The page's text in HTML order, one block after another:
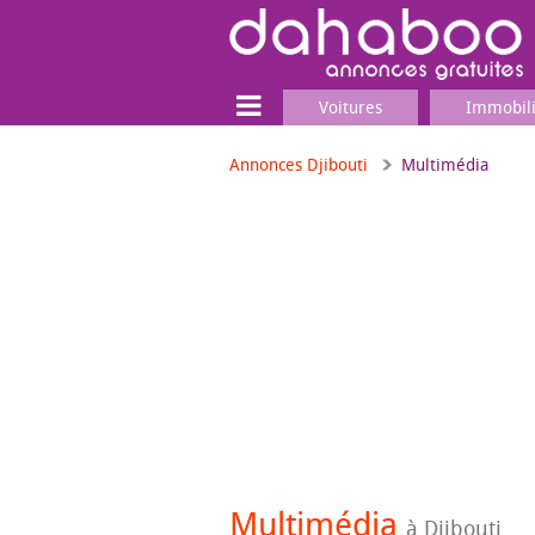
Voitures
Annonces Djibouti Multimédia
Multimédia à Djibouti